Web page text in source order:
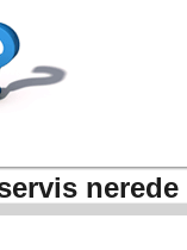
nerede